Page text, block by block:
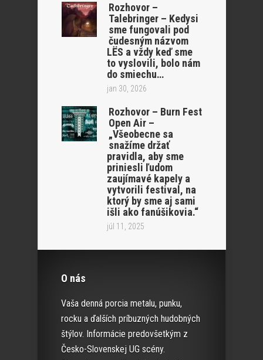
Rozhovor –
Talebringer – Kedysi
sme fungovali pod
čudesným názvom
LËS a vždy keď sme
to vyslovili, bolo nám
do smiechu…
jan 30, 2026
Rozhovor – Burn Fest
Open Air –
„Všeobecne sa
snažíme držať
pravidla, aby sme
priniesli ľudom
zaujímavé kapely a
vytvorili festival, na
ktorý by sme aj sami
išli ako fanúšikovia.“
júl 11, 2025
O nás
Vaša denná porcia metalu, punku,
rocku a ďalších príbuzných hudobných
štýlov. Informácie predovšetkým z
Česko-Slovenskej UG scény.